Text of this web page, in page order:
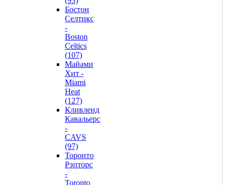
Бостон
Селтикс
-
Boston
Celtics
(107)
Майами
Хит -
Miami
Heat
(127)
Кливленд
Кавальерс
-
CAVS
(97)
Торонто
Рэпторс
-
Toronto